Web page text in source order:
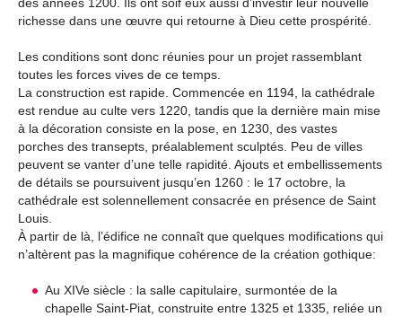
richesse dans une œuvre qui retourne à Dieu cette prospérité.
Les conditions sont donc réunies pour un projet rassemblant
toutes les forces vives de ce temps.
La construction est rapide. Commencée en 1194, la cathédrale
est rendue au culte vers 1220, tandis que la dernière main mise
à la décoration consiste en la pose, en 1230, des vastes
porches des transepts, préalablement sculptés. Peu de villes
peuvent se vanter d’une telle rapidité. Ajouts et embellissements
de détails se poursuivent jusqu’en 1260 : le 17 octobre, la
cathédrale est solennellement consacrée en présence de Saint
Louis.
À partir de là, l’édifice ne connaît que quelques modifications qui
n’altèrent pas la magnifique cohérence de la création gothique:
Au XIVe siècle : la salle capitulaire, surmontée de la
chapelle Saint-Piat, construite entre 1325 et 1335, reliée un